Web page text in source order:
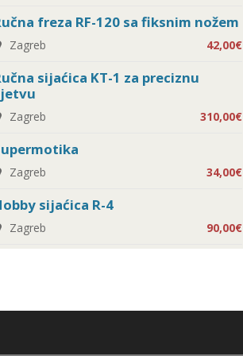
freza RF-120 sa fiksnim nožem
Zagreb 42,00€
sijaćica KT-1 za preciznu
Zagreb 310,00€
Zagreb 34,00€
sijaćica R-4
Zagreb 90,00€